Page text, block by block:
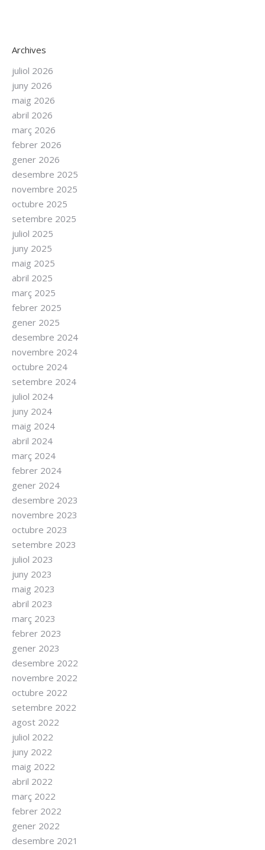
Archives
juliol 2026
juny 2026
maig 2026
abril 2026
març 2026
febrer 2026
gener 2026
desembre 2025
novembre 2025
octubre 2025
setembre 2025
juliol 2025
juny 2025
maig 2025
abril 2025
març 2025
febrer 2025
gener 2025
desembre 2024
novembre 2024
octubre 2024
setembre 2024
juliol 2024
juny 2024
maig 2024
abril 2024
març 2024
febrer 2024
gener 2024
desembre 2023
novembre 2023
octubre 2023
setembre 2023
juliol 2023
juny 2023
maig 2023
abril 2023
març 2023
febrer 2023
gener 2023
desembre 2022
novembre 2022
octubre 2022
setembre 2022
agost 2022
juliol 2022
juny 2022
maig 2022
abril 2022
març 2022
febrer 2022
gener 2022
desembre 2021